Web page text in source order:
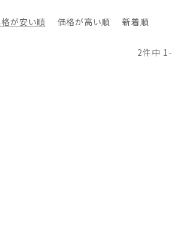
が安い順 価格が高い順 新着順
2件中 1-